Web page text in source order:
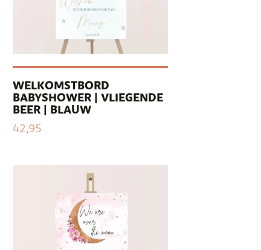
WELKOMSTBORD
BABYSHOWER | VLIEGENDE
BEER | BLAUW
42,95